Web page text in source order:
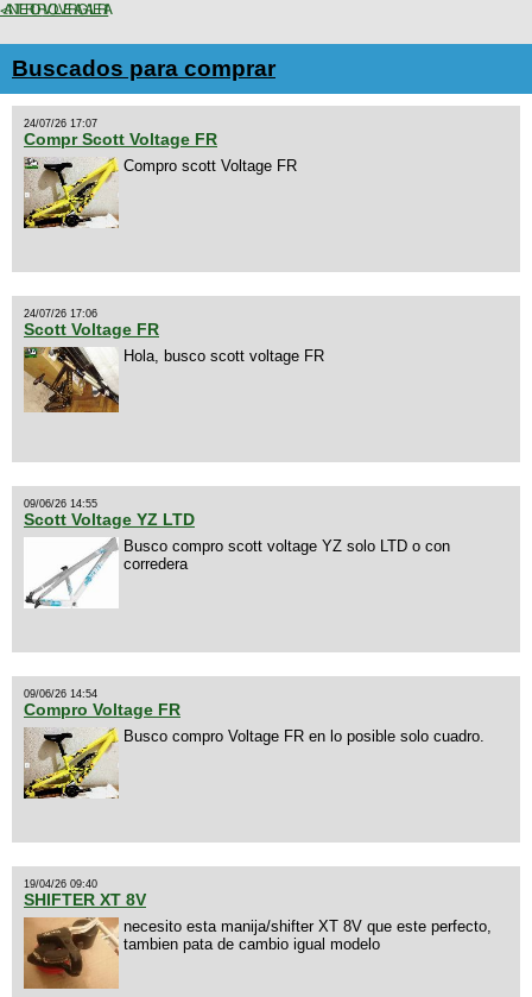
< ANTERIORVOLVER A GALERIA
Buscados para comprar
24/07/26 17:07
Compr Scott Voltage FR
Compro scott Voltage FR
24/07/26 17:06
Scott Voltage FR
Hola, busco scott voltage FR
09/06/26 14:55
Scott Voltage YZ LTD
Busco compro scott voltage YZ solo LTD o con
corredera
09/06/26 14:54
Compro Voltage FR
Busco compro Voltage FR en lo posible solo cuadro.
19/04/26 09:40
SHIFTER XT 8V
necesito esta manija/shifter XT 8V que este perfecto,
tambien pata de cambio igual modelo